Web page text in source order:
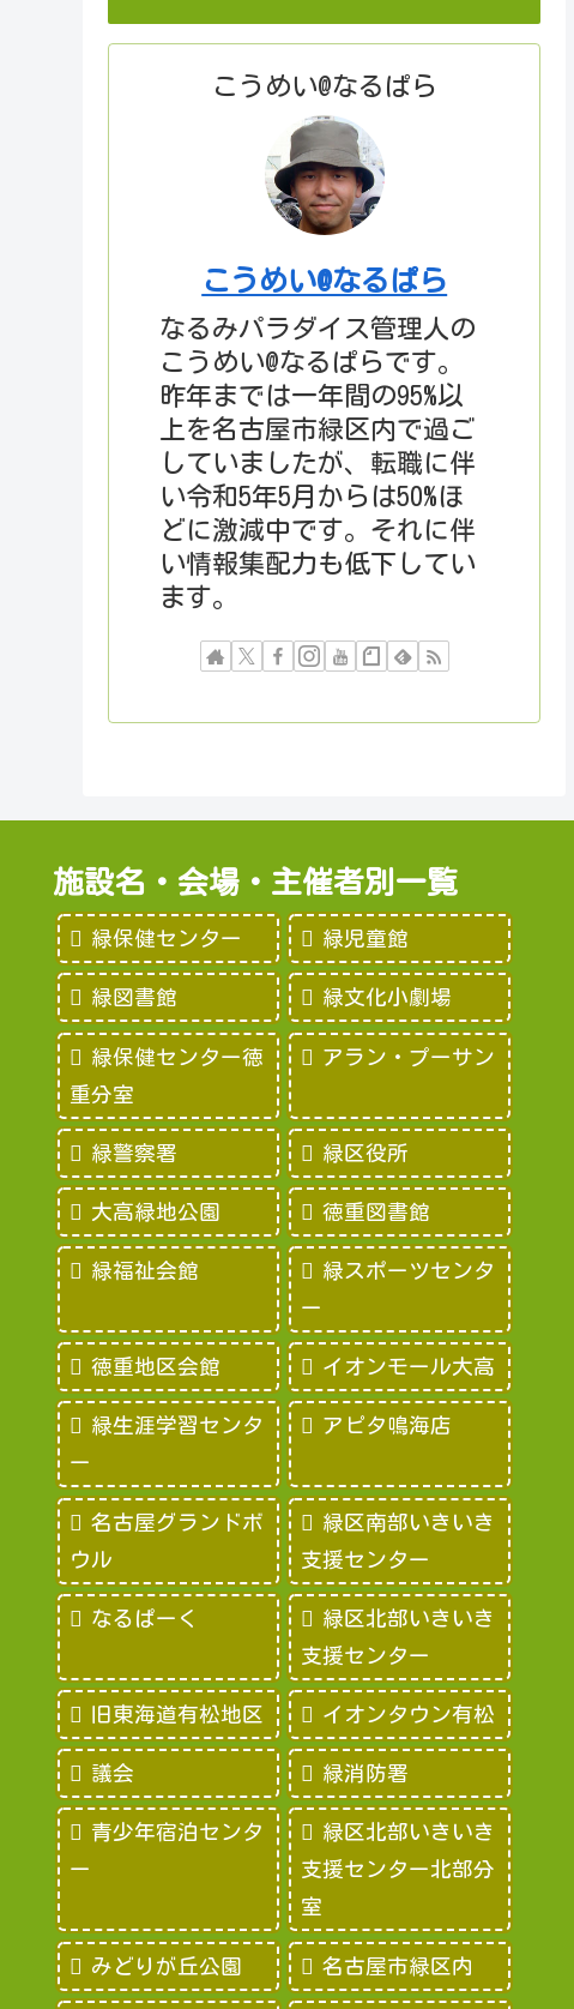
こうめい@なるぱら
こうめい@なるぱら
なるみパラダイス管理人の
こうめい@なるぱらです。
昨年までは一年間の95%以
上を名古屋市緑区内で過ご
していましたが、転職に伴
い令和5年5月からは50%ほ
どに激減中です。それに伴
い情報集配力も低下してい
ます。
施設名・会場・主催者別一覧
緑保健センター 緑児童館
緑図書館 緑文化小劇場
緑保健センター徳
重分室
アラン・プーサン
緑警察署 緑区役所
大高緑地公園 徳重図書館
緑福祉会館
緑スポーツセンタ
ー
徳重地区会館 イオンモール大高
緑生涯学習センタ
ー
アピタ鳴海店
名古屋グランドボ
ウル
緑区南部いきいき
支援センター
なるぱーく
緑区北部いきいき
支援センター
旧東海道有松地区 イオンタウン有松
議会 緑消防署
青少年宿泊センタ
ー
緑区北部いきいき
支援センター北部分
室
みどりが丘公園 名古屋市緑区内